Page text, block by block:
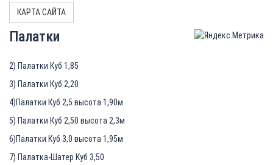
КАРТА САЙТА
Палатки
2) Палатки Куб 1,85
3) Палатки Куб 2,20
4)Палатки Куб 2,5 высота 1,90м
5) Палатки Куб 2,50 высота 2,3м
6)Палатки Куб 3,0 высота 1,95м
7) Палатка-Шатер Куб 3,50